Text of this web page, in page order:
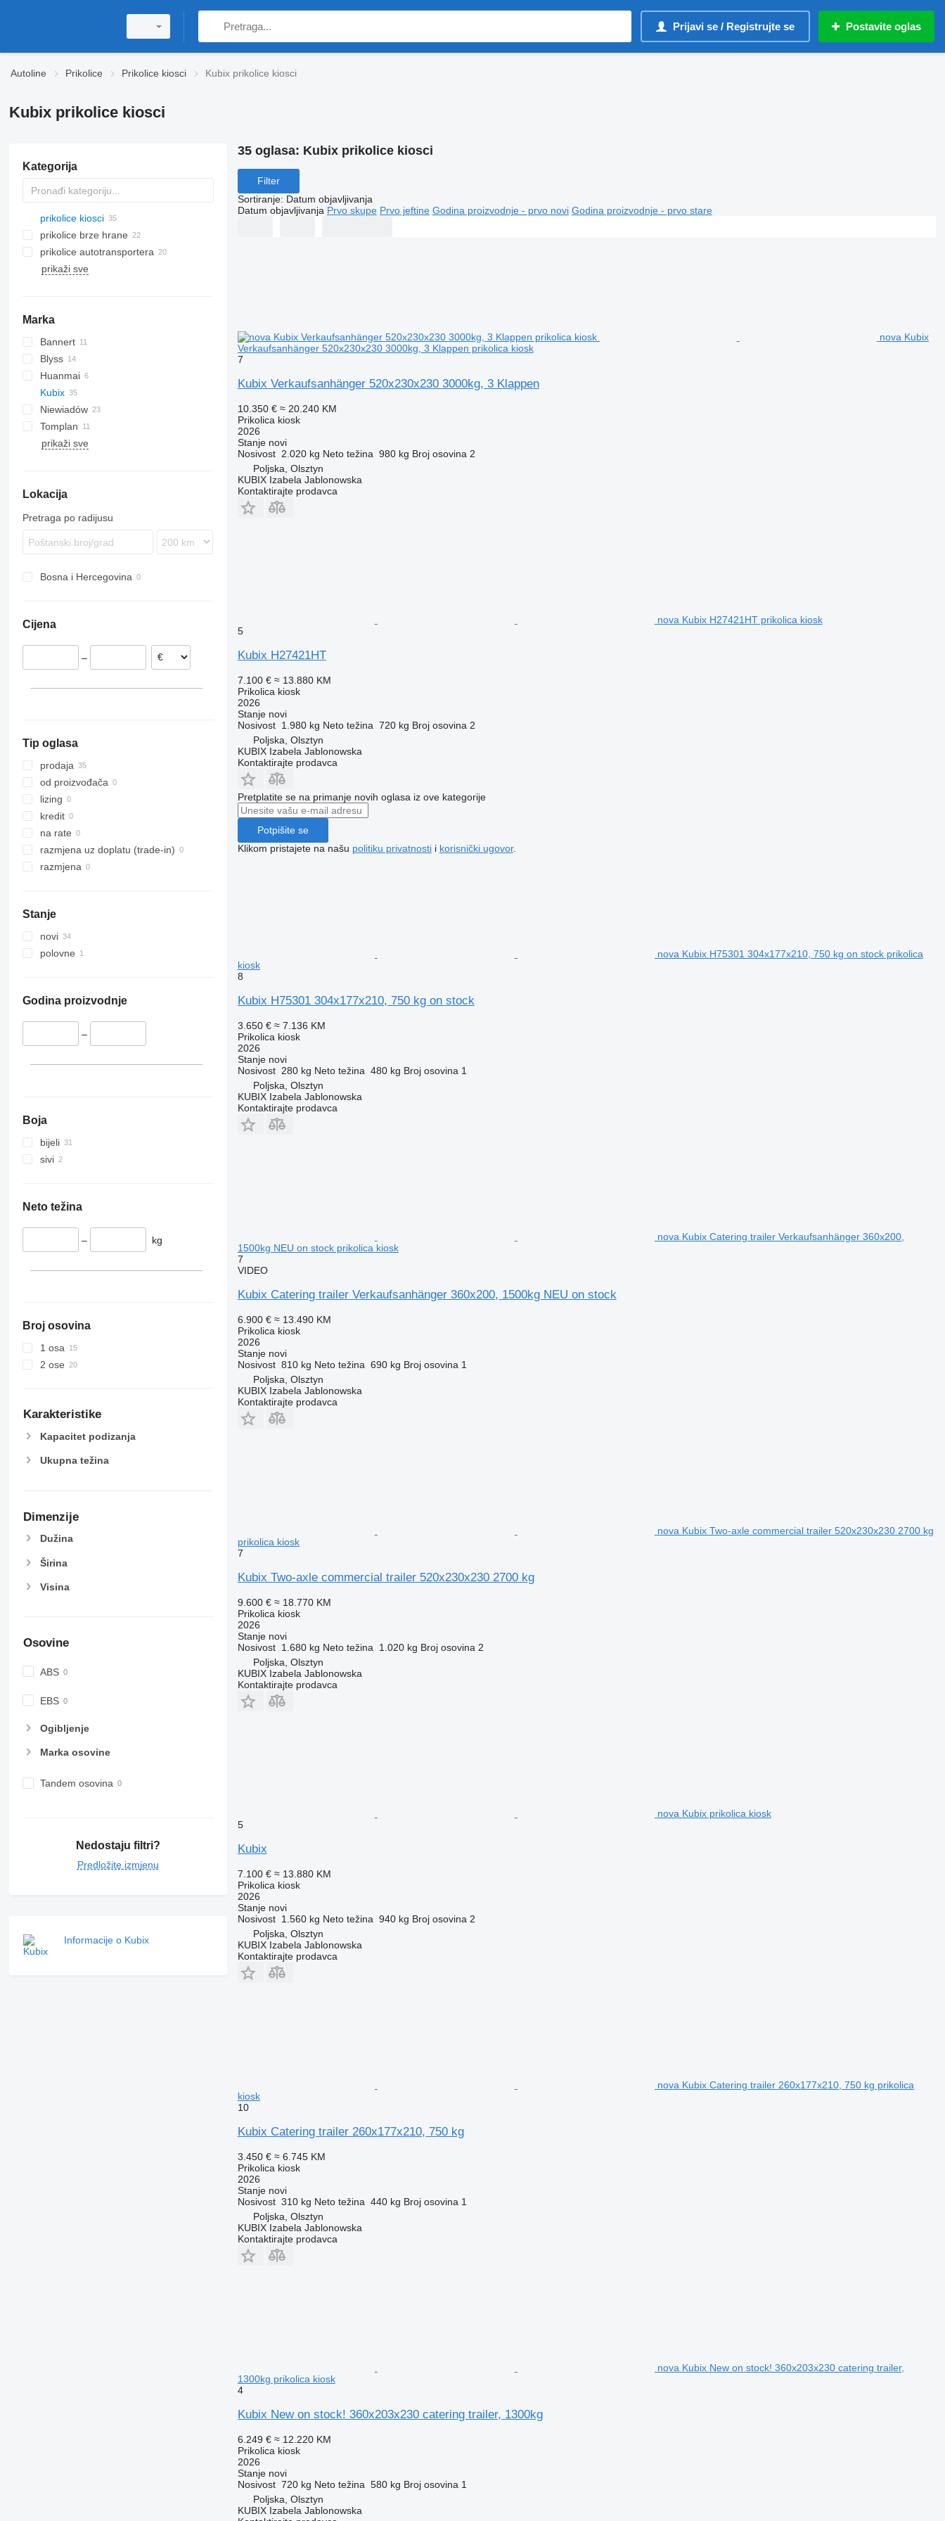
Prijavi se / Registrujte se Postavite oglas
Autoline Prikolice Prikolice kiosci Kubix prikolice kiosci
Kubix prikolice kiosci
Kategorija
prikolice kiosci
prikolice brze hrane
prikolice autotransportera
prikaži sve
Marka
Bannert
Blyss
Huanmai
Kubix
Niewiadów
N-series
Tomplan
prikaži sve
Lokacija
Pretraga po radijusu
Bosna i Hercegovina
Cijena
–
Tip oglasa
prodaja
od proizvođača
lizing
kredit
na rate
razmjena uz doplatu (trade-in)
razmjena
Stanje
novi
polovne
Godina proizvodnje
–
Boja
bijeli
sivi
Neto težina
– kg
Broj osovina
1 osa
2 ose
Karakteristike
Kapacitet podizanja
Ukupna težina
Dimenzije
Dužina
Širina
Visina
Osovine
ABS
EBS
Ogibljenje
Marka osovine
Tandem osovina
Nedostaju filtri?
Predložite izmjenu
Informacije o Kubix
35 oglasa: Kubix prikolice kiosci
Filter
Sortiranje: Datum objavljivanja
Datum objavljivanja Prvo skupe Prvo jeftine Godina proizvodnje - prvo novi Godina proizvodnje - prvo stare
nova Kubix
Verkaufsanhänger 520x230x230 3000kg, 3 Klappen prikolica kiosk
7
Kubix Verkaufsanhänger 520x230x230 3000kg, 3 Klappen
10.350 € ≈ 20.240 KM
Prikolica kiosk
2026
Stanjenovi
Nosivost 2.020 kg Neto težina 980 kg Broj osovina 2
Poljska, Olsztyn
KUBIX Izabela Jablonowska
Kontaktirajte prodavca
nova Kubix H27421HT prikolica kiosk
5
Kubix H27421HT
7.100 € ≈ 13.880 KM
Prikolica kiosk
2026
Stanjenovi
Nosivost 1.980 kg Neto težina 720 kg Broj osovina 2
Poljska, Olsztyn
KUBIX Izabela Jablonowska
Kontaktirajte prodavca
Pretplatite se na primanje novih oglasa iz ove kategorije
Potpišite se
Klikom pristajete na našu politiku privatnostii korisnički ugovor.
nova Kubix H75301 304x177x210, 750 kg on stock prikolica
kiosk
8
Kubix H75301 304x177x210, 750 kg on stock
3.650 € ≈ 7.136 KM
Prikolica kiosk
2026
Stanjenovi
Nosivost 280 kg Neto težina 480 kg Broj osovina 1
Poljska, Olsztyn
KUBIX Izabela Jablonowska
Kontaktirajte prodavca
nova Kubix Catering trailer Verkaufsanhänger 360x200,
1500kg NEU on stock prikolica kiosk
7
VIDEO
Kubix Catering trailer Verkaufsanhänger 360x200, 1500kg NEU on stock
6.900 € ≈ 13.490 KM
Prikolica kiosk
2026
Stanjenovi
Nosivost 810 kg Neto težina 690 kg Broj osovina 1
Poljska, Olsztyn
KUBIX Izabela Jablonowska
Kontaktirajte prodavca
nova Kubix Two-axle commercial trailer 520x230x230 2700 kg
prikolica kiosk
7
Kubix Two-axle commercial trailer 520x230x230 2700 kg
9.600 € ≈ 18.770 KM
Prikolica kiosk
2026
Stanjenovi
Nosivost 1.680 kg Neto težina 1.020 kg Broj osovina 2
Poljska, Olsztyn
KUBIX Izabela Jablonowska
Kontaktirajte prodavca
nova Kubix prikolica kiosk
5
Kubix
7.100 € ≈ 13.880 KM
Prikolica kiosk
2026
Stanjenovi
Nosivost 1.560 kg Neto težina 940 kg Broj osovina 2
Poljska, Olsztyn
KUBIX Izabela Jablonowska
Kontaktirajte prodavca
nova Kubix Catering trailer 260x177x210, 750 kg prikolica
kiosk
10
Kubix Catering trailer 260x177x210, 750 kg
3.450 € ≈ 6.745 KM
Prikolica kiosk
2026
Stanjenovi
Nosivost 310 kg Neto težina 440 kg Broj osovina 1
Poljska, Olsztyn
KUBIX Izabela Jablonowska
Kontaktirajte prodavca
nova Kubix New on stock! 360x203x230 catering trailer,
1300kg prikolica kiosk
4
Kubix New on stock! 360x203x230 catering trailer, 1300kg
6.249 € ≈ 12.220 KM
Prikolica kiosk
2026
Stanjenovi
Nosivost 720 kg Neto težina 580 kg Broj osovina 1
Poljska, Olsztyn
KUBIX Izabela Jablonowska